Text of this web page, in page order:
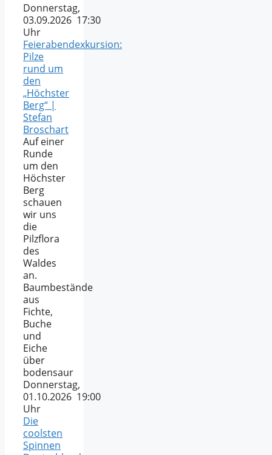
Donnerstag,
03.09.2026 17:30
Uhr
Feierabendexkursion:
Pilze
rund um
den
„Höchster
Berg“ |
Stefan
Broschart
Auf einer
Runde
um den
Höchster
Berg
schauen
wir uns
die
Pilzflora
des
Waldes
an.
Baumbestände
aus
Fichte,
Buche
und
Eiche
über
bodensaur
Donnerstag,
01.10.2026 19:00
Uhr
Die
coolsten
Spinnen